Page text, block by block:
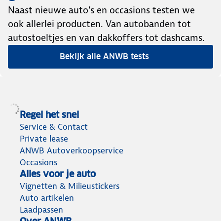
Naast nieuwe auto’s en occasions testen we
ook allerlei producten. Van autobanden tot
autostoeltjes en van dakkoffers tot dashcams.
Bekijk alle ANWB tests
Regel het snel
Service & Contact
Private lease
ANWB Autoverkoopservice
Occasions
Alles voor je auto
Vignetten & Milieustickers
Auto artikelen
Laadpassen